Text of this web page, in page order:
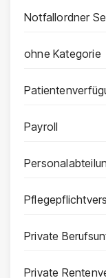
Notfallordner
ohne Kategorie
Payroll
Private
Private